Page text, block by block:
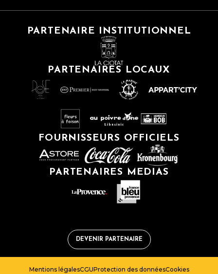
PARTENAIRE INSTITUTIONNEL
PARTENAIRES LOCAUX
FOURNISSEURS OFFICIELS
PARTENAIRES MEDIAS
DEVENIR PARTENAIRE
Mentions légalesCGUProtection des donnéesCookies